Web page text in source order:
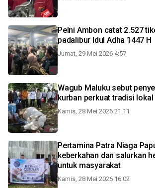
Pelni Ambon catat 2.527
padalibur Idul Adha 1447 H
Jumat, 29 Mei 2026 4:57
Wagub Maluku sebut
kurban perkuat tradisi lokal
Kamis, 28 Mei 2026 21:11
Pertamina Patra Niaga
keberkahan dan salurkan
untuk masyarakat
Kamis, 28 Mei 2026 16:02